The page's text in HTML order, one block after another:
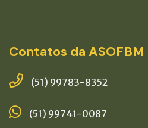
Contatos da ASOFBM
(51) 99783-8352
(51) 99741-0087